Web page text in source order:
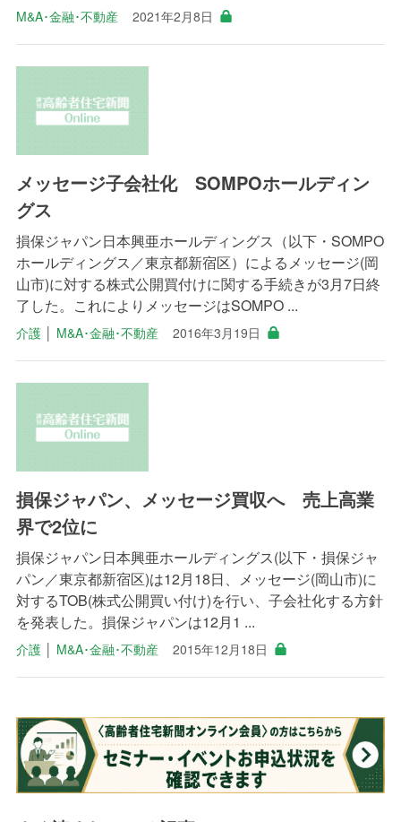
M&A･金融･不動産 2021年2月8日
メッセージ子会社化 SOMPOホールディン
グス
損保ジャパン日本興亜ホールディングス（以下・SOMPO
ホールディングス／東京都新宿区）によるメッセージ(岡
山市)に対する株式公開買付けに関する手続きが3月7日終
了した。これによりメッセージはSOMPO ...
介護│ M&A･金融･不動産 2016年3月19日
損保ジャパン、メッセージ買収へ 売上高業
界で2位に
損保ジャパン日本興亜ホールディングス(以下・損保ジャ
パン／東京都新宿区)は12月18日、メッセージ(岡山市)に
対するTOB(株式公開買い付け)を行い、子会社化する方針
を発表した。損保ジャパンは12月1 ...
介護│ M&A･金融･不動産 2015年12月18日